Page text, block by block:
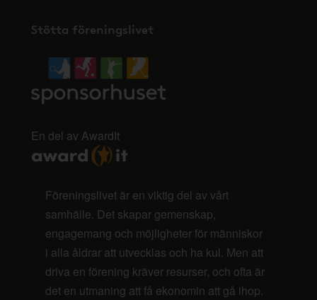
Stötta föreningslivet
En del av AwardIt
Föreningslivet är en viktig del av vårt
samhälle. Det skapar gemenskap,
engagemang och möjligheter för människor
i alla åldrar att utvecklas och ha kul. Men att
driva en förening kräver resurser, och ofta är
det en utmaning att få ekonomin att gå ihop.